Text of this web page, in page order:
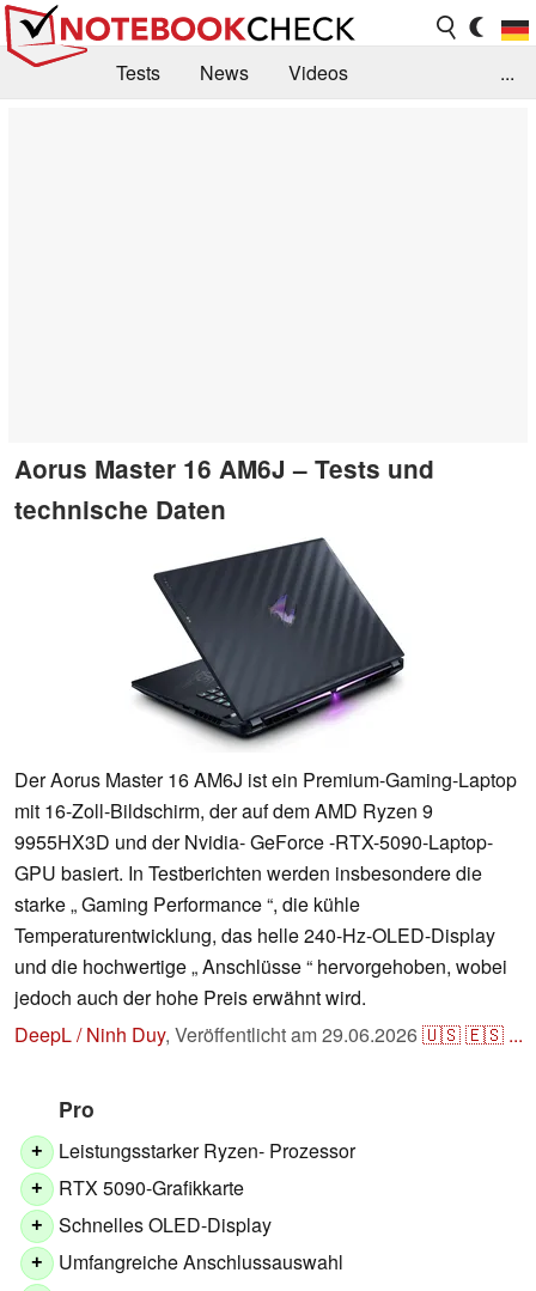
Tests News
Videos
...
Aorus Master 16 AM6J – Tests und
technische Daten
Der Aorus Master 16 AM6J ist ein Premium-Gaming-Laptop
mit 16-Zoll-Bildschirm, der auf dem AMD Ryzen 9
9955HX3D und der Nvidia- GeForce -RTX-5090-Laptop-
GPU basiert. In Testberichten werden insbesondere die
starke „ Gaming Performance “, die kühle
Temperaturentwicklung, das helle 240-Hz-OLED-Display
und die hochwertige „ Anschlüsse “ hervorgehoben, wobei
jedoch auch der hohe Preis erwähnt wird.
DeepL / Ninh Duy, Veröffentlicht am29.06.2026🇺🇸🇪🇸 ...
Pro
+ Leistungsstarker Ryzen- Prozessor
+ RTX 5090-Grafikkarte
+ Schnelles OLED-Display
+ Umfangreiche Anschlussauswahl